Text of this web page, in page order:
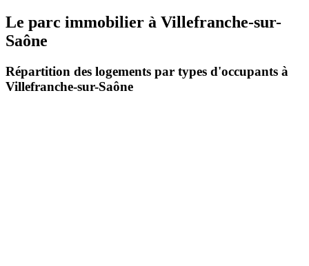
Le parc immobilier à Villefranche-sur-
Saône
Répartition des logements par types d'occupants à
Villefranche-sur-Saône